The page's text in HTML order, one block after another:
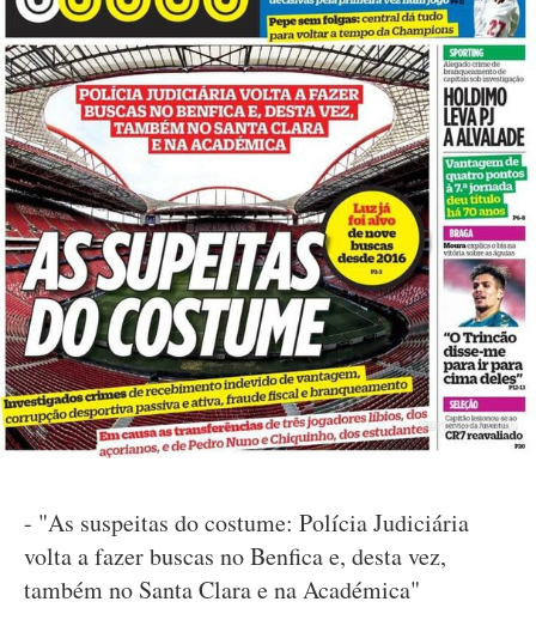
- "As suspeitas do costume: Polícia Judiciária
volta a fazer buscas no Benfica e, desta vez,
também no Santa Clara e na Académica"